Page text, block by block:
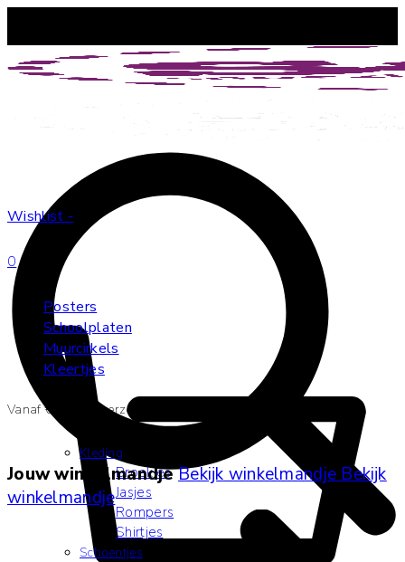
Wishlist -
0
Posters
Schoolplaten
Muurcirkels
Kleertjes
Kleding
Broekjes
Jasjes
Rompers
Shirtjes
Schoentjes
Vanaf €60 geen verzendkosten
Jouw winkelmandje Bekijk winkelmandje Bekijk
winkelmandje